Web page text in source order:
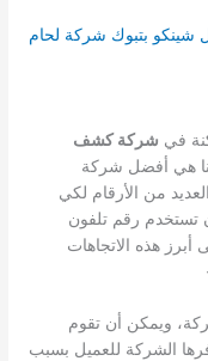
بتبوك شركة لحام
في شركة كشف
هي أفضل شركة
من الأرقام لكي
تستخدم رقم تلفون
هذه الاتجاهات
ويمكن أن تقوم
الشركة للعميل بسبب